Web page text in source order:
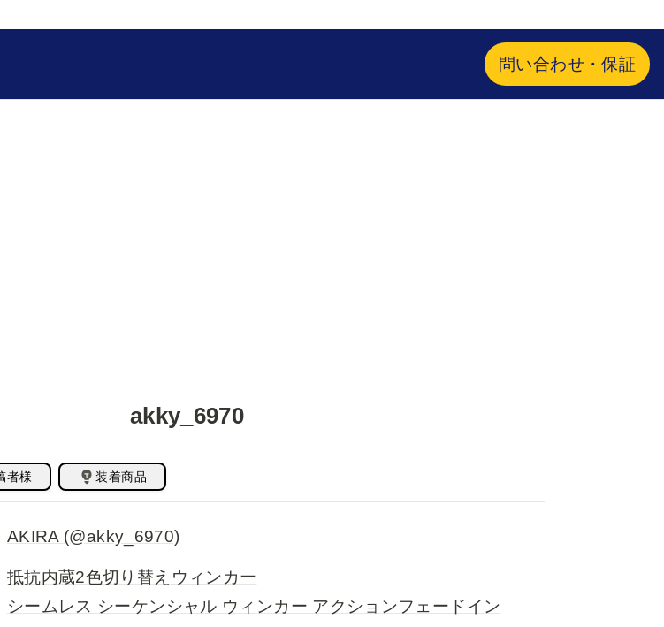
問い合わせ・保証
akky_6970
者様 装着商品
AKIRA (@akky_6970)
抵抗内蔵2色切り替えウィンカー
シームレス シーケンシャル ウィンカー アクションフェードイン